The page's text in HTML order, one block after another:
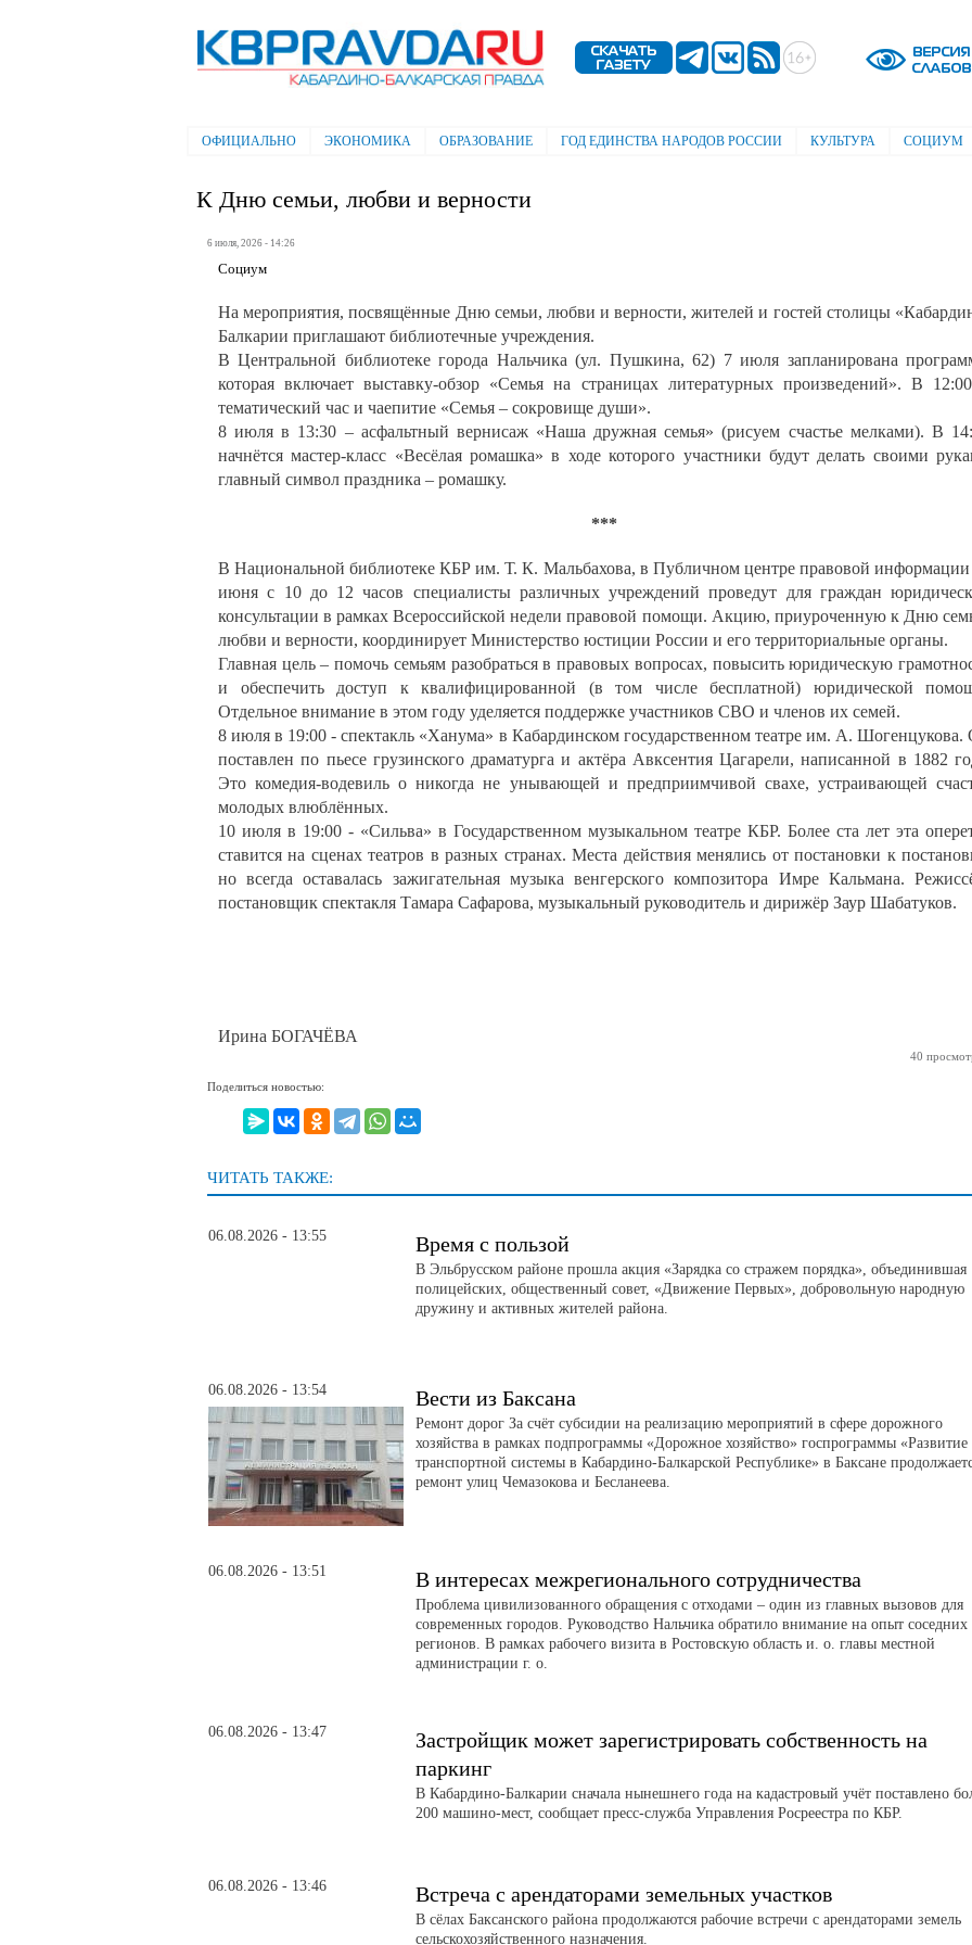
содержанию
Электронная газета "Кабардино-
Балкарская правда"
Главное меню
ОФИЦИАЛЬНО ЭКОНОМИКА ОБРАЗОВАНИЕ ГОД ЕДИНСТВА НАРОДОВ РОССИИ КУЛЬТУРА СОЦИУМ
К Дню семьи, любви и верности
6 июля, 2026 - 14:26
Социум
На мероприятия, посвящённые Дню семьи, любви и верности, жителей и гостей столицы
Балкарии приглашают библиотечные учреждения.
В Центральной библиотеке города Нальчика (ул. Пушкина, 62) 7 июля запланирована
которая включает выставку-обзор «Семья на страницах литературных произведений». В
тематический час и чаепитие «Семья – сокровище души».
8 июля в 13:30 – асфальтный вернисаж «Наша дружная семья» (рисуем счастье мелками). В
начнётся мастер-класс «Весёлая ромашка» в ходе которого участники будут делать своими
главный символ праздника – ромашку.
***
В Национальной библиотеке КБР им. Т. К. Мальбахова, в Публичном центре правовой информации
июня с 10 до 12 часов специалисты различных учреждений проведут для граждан
консультации в рамках Всероссийской недели правовой помощи. Акцию, приуроченную к Дню
любви и верности, координирует Министерство юстиции России и его территориальные органы.
Главная цель – помочь семьям разобраться в правовых вопросах, повысить юридическую
и обеспечить доступ к квалифицированной (в том числе бесплатной) юридической
Отдельное внимание в этом году уделяется поддержке участников СВО и членов их семей.
8 июля в 19:00 - спектакль «Ханума» в Кабардинском государственном театре им. А. Шогенцукова.
поставлен по пьесе грузинского драматурга и актёра Авксентия Цагарели, написанной в 1882
Это комедия-водевиль о никогда не унывающей и предприимчивой свахе, устраивающей
молодых влюблённых.
10 июля в 19:00 - «Сильва» в Государственном музыкальном театре КБР. Более ста лет эта
ставится на сценах театров в разных странах. Места действия менялись от постановки к
но всегда оставалась зажигательная музыка венгерского композитора Имре Кальмана.
постановщик спектакля Тамара Сафарова, музыкальный руководитель и дирижёр Заур Шабатуков.
Ирина БОГАЧЁВА
40
Поделиться новостью:
ЧИТАТЬ ТАКЖЕ:
06.08.2026 - 13:55 Время с пользой
В Эльбрусском районе прошла акция «Зарядка со стражем порядка», объединившая
полицейских, общественный совет, «Движение Первых», добровольную народную
дружину и активных жителей района.
06.08.2026 - 13:54 Вести из Баксана
Ремонт дорог За счёт субсидии на реализацию мероприятий в сфере дорожного
хозяйства в рамках подпрограммы «Дорожное хозяйство» госпрограммы «Развитие
транспортной системы в Кабардино-Балкарской Республике» в Баксане
ремонт улиц Чемазокова и Бесланеева.
06.08.2026 - 13:51 В интересах межрегионального сотрудничества
Проблема цивилизованного обращения с отходами – один из главных вызовов для
современных городов. Руководство Нальчика обратило внимание на опыт соседних
регионов. В рамках рабочего визита в Ростовскую область и. о. главы местной
администрации г. о.
06.08.2026 - 13:47
Застройщик может зарегистрировать собственность на
паркинг
В Кабардино-Балкарии сначала нынешнего года на кадастровый учёт поставлено
200 машино-мест, сообщает пресс-служба Управления Росреестра по КБР.
06.08.2026 - 13:46 Встреча с арендаторами земельных участков
В сёлах Баксанского района продолжаются рабочие встречи с арендаторами земель
сельскохозяйственного назначения.